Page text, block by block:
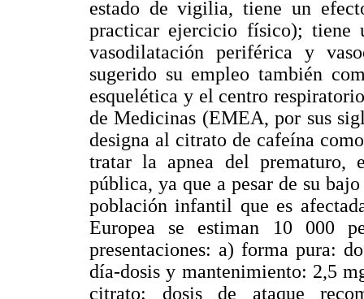
estado de vigilia, tiene un
practicar ejercicio físico); tiene
vasodilatación periférica y
sugerido su empleo también
esquelética y el centro
de Medicinas (EMEA, por sus
designa al citrato de cafeína
tratar la apnea del prematuro,
pública, ya que a pesar de su
población infantil que es
Europea se estiman 10 000
presentaciones: a) forma pura:
día-dosis y mantenimiento: 2,5
citrato: dosis de ataque